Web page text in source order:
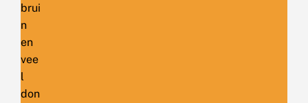
brui
n
en
vee
l
don